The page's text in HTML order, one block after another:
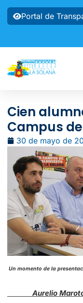
Portal de
Cien
Campus
30 de mayo de
Un momento de
Aurelio